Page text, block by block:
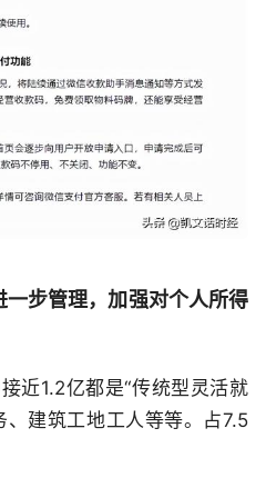
一步管理，加强对个人所得
近1.2亿都是“传统型灵活就
、建筑工地工人等等。占7.5